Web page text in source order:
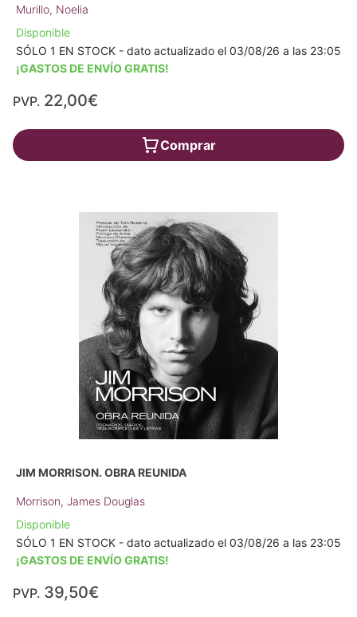
Murillo, Noelia
Disponible
SÓLO 1 EN STOCK - dato actualizado el 03/08/26 a las 23:05
¡GASTOS DE ENVÍO GRATIS!
PVP. 22,00€
Comprar
JIM MORRISON. OBRA REUNIDA
Morrison, James Douglas
Disponible
SÓLO 1 EN STOCK - dato actualizado el 03/08/26 a las 23:05
¡GASTOS DE ENVÍO GRATIS!
PVP. 39,50€